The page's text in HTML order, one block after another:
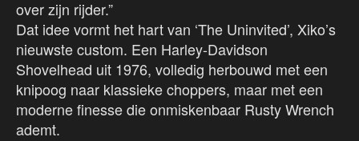
over zijn rijder.”
Dat idee vormt het hart van ‘The Uninvited’, Xiko’s
nieuwste custom. Een Harley-Davidson
Shovelhead uit 1976, volledig herbouwd met een
knipoog naar klassieke choppers, maar met een
moderne finesse die onmiskenbaar Rusty Wrench
ademt.